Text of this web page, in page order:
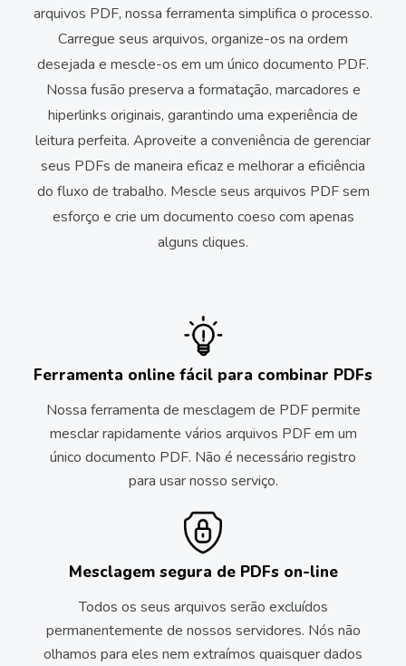
arquivos PDF, nossa ferramenta simplifica o processo.
Carregue seus arquivos, organize-os na ordem
desejada e mescle-os em um único documento PDF.
Nossa fusão preserva a formatação, marcadores e
hiperlinks originais, garantindo uma experiência de
leitura perfeita. Aproveite a conveniência de gerenciar
seus PDFs de maneira eficaz e melhorar a eficiência
do fluxo de trabalho. Mescle seus arquivos PDF sem
esforço e crie um documento coeso com apenas
alguns cliques.
Ferramenta online fácil para combinar PDFs
Nossa ferramenta de mesclagem de PDF permite
mesclar rapidamente vários arquivos PDF em um
único documento PDF. Não é necessário registro
para usar nosso serviço.
Mesclagem segura de PDFs on-line
Todos os seus arquivos serão excluídos
permanentemente de nossos servidores. Nós não
olhamos para eles nem extraímos quaisquer dados